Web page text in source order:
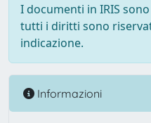
I documenti in IRIS
tutti i diritti sono
indicazione.
Informazioni